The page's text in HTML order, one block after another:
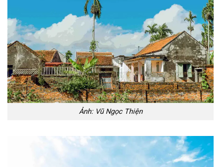
Ảnh: Vũ Ngọc Thiện